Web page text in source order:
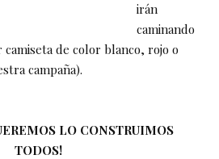
irán
caminando
camiseta de color blanco, rojo o
campaña).
LO CONSTRUIMOS
TODOS!